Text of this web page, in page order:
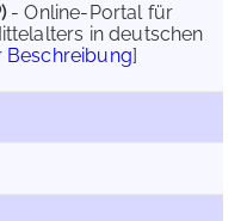
- Online-Portal für
in deutschen
Beschreibung]